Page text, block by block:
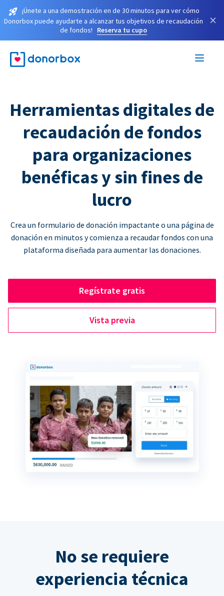
¡Únete a una demostración en de 30 minutos para ver cómo
Donorbox puede ayudarte a alcanzar tus objetivos de recaudación
de fondos!
Reserva tu cupo
×
Herramientas digitales de
recaudación de fondos
para organizaciones
benéficas y sin fines de
lucro
Crea un formulario de donación impactante o una página de
donación en minutos y comienza a recaudar fondos con una
plataforma diseñada para aumentar las donaciones.
Regístrate gratis
Vista previa
No se requiere
experiencia técnica